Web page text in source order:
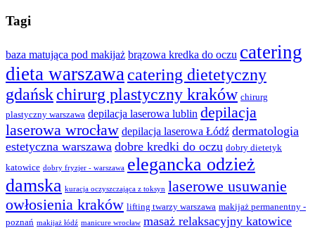
Tagi
baza matująca pod makijaż brązowa kredka do oczu catering
dieta warszawacatering dietetyczny
gdańskchirurg plastyczny kraków chirurg
plastyczny warszawa depilacja laserowa lublin depilacja
laserowa wrocław depilacja laserowa Łódź dermatologia
estetyczna warszawa dobre kredki do oczu dobry dietetyk
katowice dobry fryzjer - warszawa elegancka odzież
damska kuracja oczyszczająca z toksyn laserowe usuwanie
owłosienia kraków lifting twarzy warszawa makijaż permanentny -
poznań makijaż łódź manicure wrocław masaż relaksacyjny katowice